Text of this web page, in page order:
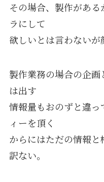
その場合、製作があ
ラにして
欲しいとは言わないが
製作業務の場合の企
は出す
情報量もおのずと違っ
ィーを頂く
からにはただの情報
訳ない。